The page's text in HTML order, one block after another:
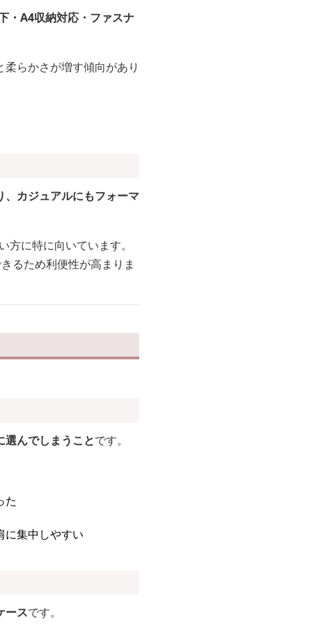
・A4収納対応・ファスナ
らかさが増す傾向があり
カジュアルにもフォーマ
に特に向いています。
るため利便性が高まりま
選んでしまうことです。
た
に集中しやすい
ースです。